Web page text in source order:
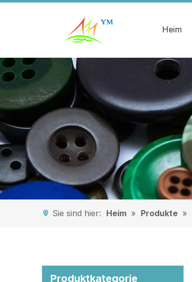
Heim
Sie sind hier: Heim » Produkte »
Produktkategorie